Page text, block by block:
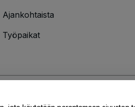
Ajankohtaista
Työpaikat